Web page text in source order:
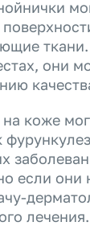
они
коже
если они
лечения.